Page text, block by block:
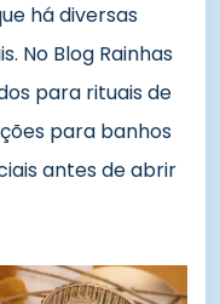
há diversas
No Blog Rainhas
para rituais de
para banhos
antes de abrir